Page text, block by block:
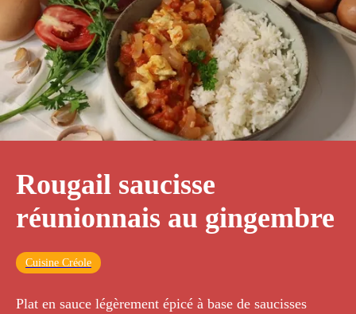
Rougail saucisse
réunionnais au gingembre
Cuisine Créole
Plat en sauce légèrement épicé à base de saucisses